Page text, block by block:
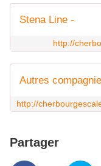
Stena Line -
http://
Autres
Partager